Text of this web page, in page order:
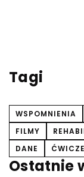
Tagi
WSPOMNIENIA
FILMY
DANE
Ostatnie